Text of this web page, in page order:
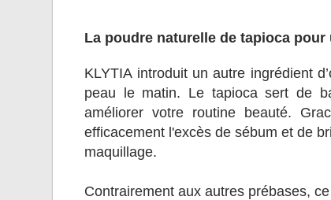
La poudre naturelle de tapioca
KLYTIA introduit un autre ingrédient
peau le matin. Le tapioca sert de
améliorer votre routine beauté.
efficacement l'excès de sébum et de
maquillage.
Contrairement aux autres prébases,